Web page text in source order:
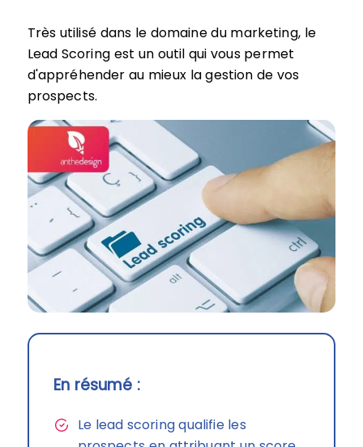
Très utilisé dans le domaine du marketing, le
Lead Scoring est un outil qui vous permet
d'appréhender au mieux la gestion de vos
prospects.
En résumé :
Le lead scoring qualifie les